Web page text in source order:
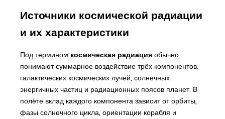
Источники космической радиации
и их характеристики
Под термином космическая радиацияобычно
понимают суммарное воздействие трёх компонентов:
галактических космических лучей, солнечных
энергичных частиц и радиационных поясов планет. В
полёте вклад каждого компонента зависит от орбиты,
фазы солнечного цикла, ориентации корабля и